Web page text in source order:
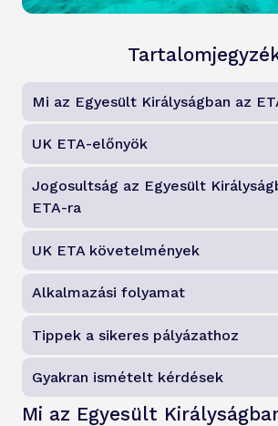
Mi az Egyesült Királyságban az
UK ETA-előnyök
Jogosultság az Egyesült
ETA-ra
UK ETA követelmények
Alkalmazási folyamat
Tippek a sikeres pályázathoz
Gyakran ismételt kérdések
Mi az Egyesült